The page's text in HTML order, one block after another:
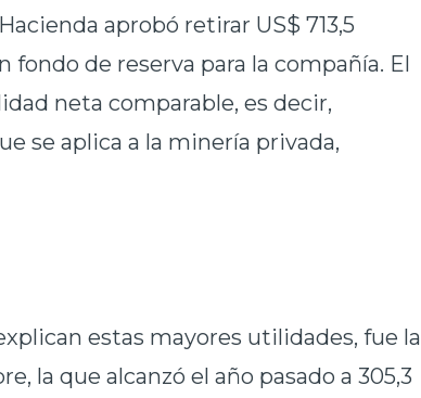
aprobó retirar US$ 713,5
de reserva para la compañía. El
neta comparable, es decir,
se aplica a la minería privada,
estas mayores utilidades, fue la
la que alcanzó el año pasado a 305,3